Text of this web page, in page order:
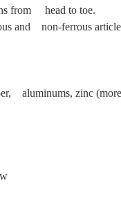
from head to toe.
and non-ferrous
aluminums, zinc